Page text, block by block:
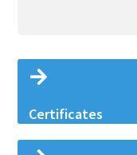
Certificates